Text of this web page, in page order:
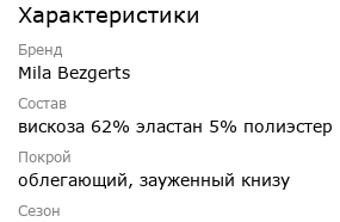
Характеристики
Бренд
Mila Bezgerts
Состав
вискоза 62% эластан 5% полиэстер
Покрой
облегающий, зауженный книзу
Сезон